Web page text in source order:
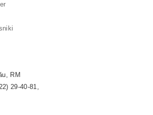
RM
29-40-81,